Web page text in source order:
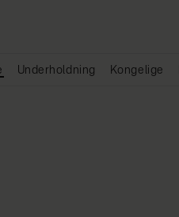
Underholdning Kongelige